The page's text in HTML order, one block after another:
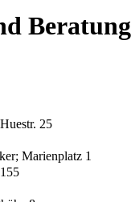
Beratung
25
Marienplatz 1